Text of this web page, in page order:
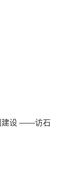
建设 ——访石